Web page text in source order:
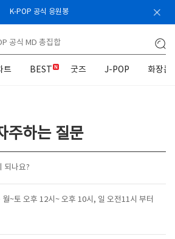
K-POP 공식 응원봉
트 BEST 굿즈 J-POP 화장품
주하는 질문
되나요?
~토 오후 12시~ 오후 10시, 일 오전11시 부터